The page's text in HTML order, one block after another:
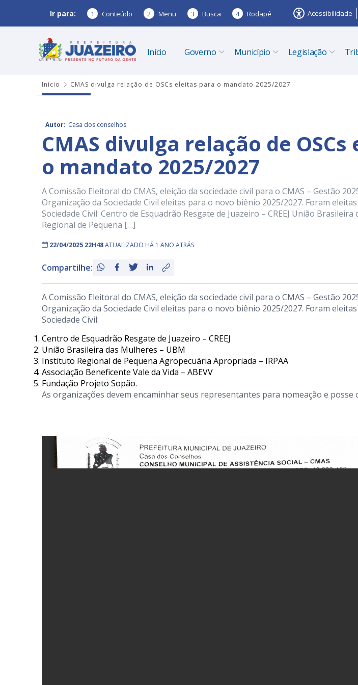
Ir para: 1 Conteúdo 2 Menu 3 Busca 4 Rodapé Acessibilidade
Início Governo Município Legislação
Início CMAS divulga relação de OSCs eleitas para o mandato 2025/2027
Autor: Casa dos conselhos
CMAS divulga relação de
o mandato 2025/2027
A Comissão Eleitoral do CMAS, eleição da sociedade civil para o CMAS – Gestão
Organização da Sociedade Civil eleitas para o novo biênio 2025/2027. Foram
Sociedade Civil: Centro de Esquadrão Resgate de Juazeiro – CREEJ União
Regional de Pequena […]
22/04/2025 22H48ATUALIZADO HÁ 1 ANO ATRÁS
Compartilhe:
A Comissão Eleitoral do CMAS, eleição da sociedade civil para o CMAS – Gestão
Organização da Sociedade Civil eleitas para o novo biênio 2025/2027. Foram
Sociedade Civil:
Centro de Esquadrão Resgate de Juazeiro – CREEJ
União Brasileira das Mulheres – UBM
Instituto Regional de Pequena Agropecuária Apropriada – IRPAA
Associação Beneficente Vale da Vida – ABEVV
Fundação Projeto Sopão.
As organizações devem encaminhar seus representantes para nomeação e posse